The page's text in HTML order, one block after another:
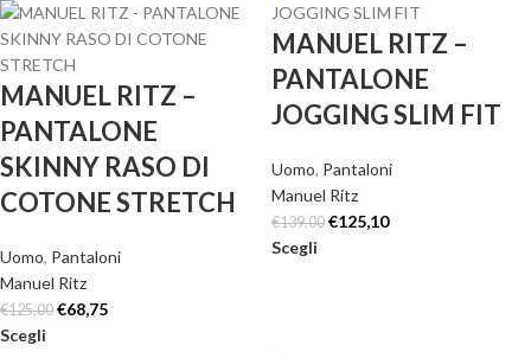
MANUEL RITZ –
PANTALONE
SKINNY RASO DI
COTONE STRETCH
Uomo, Pantaloni
Manuel Ritz
€125,00 €68,75
Scegli
MANUEL RITZ –
PANTALONE
JOGGING SLIM FIT
Uomo, Pantaloni
Manuel Ritz
€139,00 €125,10
Scegli